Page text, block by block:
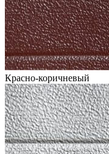
Красно-коричневый